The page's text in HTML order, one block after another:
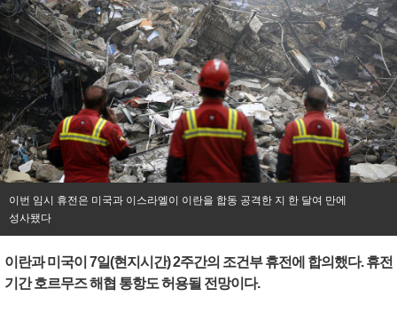
이번 임시 휴전은 미국과 이스라엘이 이란을 합동 공격한 지 한 달여 만에
성사됐다
이란과 미국이 7일(현지시간) 2주간의 조건부 휴전에 합의했다. 휴전
기간 호르무즈 해협 통항도 허용될 전망이다.